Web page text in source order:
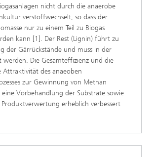
nicht durch die anaerobe
verstoffwechselt, so dass der
nur zu einem Teil zu Biogas
kann [1]. Der Rest (Lignin) führt zu
der Gärrückstände und muss in der
werden. Die Gesamteffizienz und die
Attraktivität des anaeoben
zur Gewinnung von Methan
Vorbehandlung der Substrate sowie
erheblich verbessert